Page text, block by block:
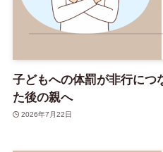
子どもへの体罰が非行につ
た後の親へ
2026年7月22日